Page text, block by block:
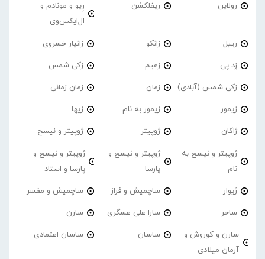
رولاین ریفلکشن
رِیو و مونادم و
ال‌ایکس‌وی
رییل زانکو زانیار خسروی
زِد پی زعیم زکی شمس
زکی شمس (آبادی) زمان زمان زمانی
زیمور زیمور به نام زیها
ژاکان ژوپیتر ژوپیتر و نیسح
ژوپیتر و نیسح به
نام
ژوپیتر و نیسح و
پارسا
ژوپیتر و نیسح و
پارسا و استاد
ژیوار ساچمیش و فراز ساچمیش و مفسر
ساحر سارا علی عسگری سارن
سارن و کوروش و
آرمان میلادی
ساسان ساسان اعتمادی